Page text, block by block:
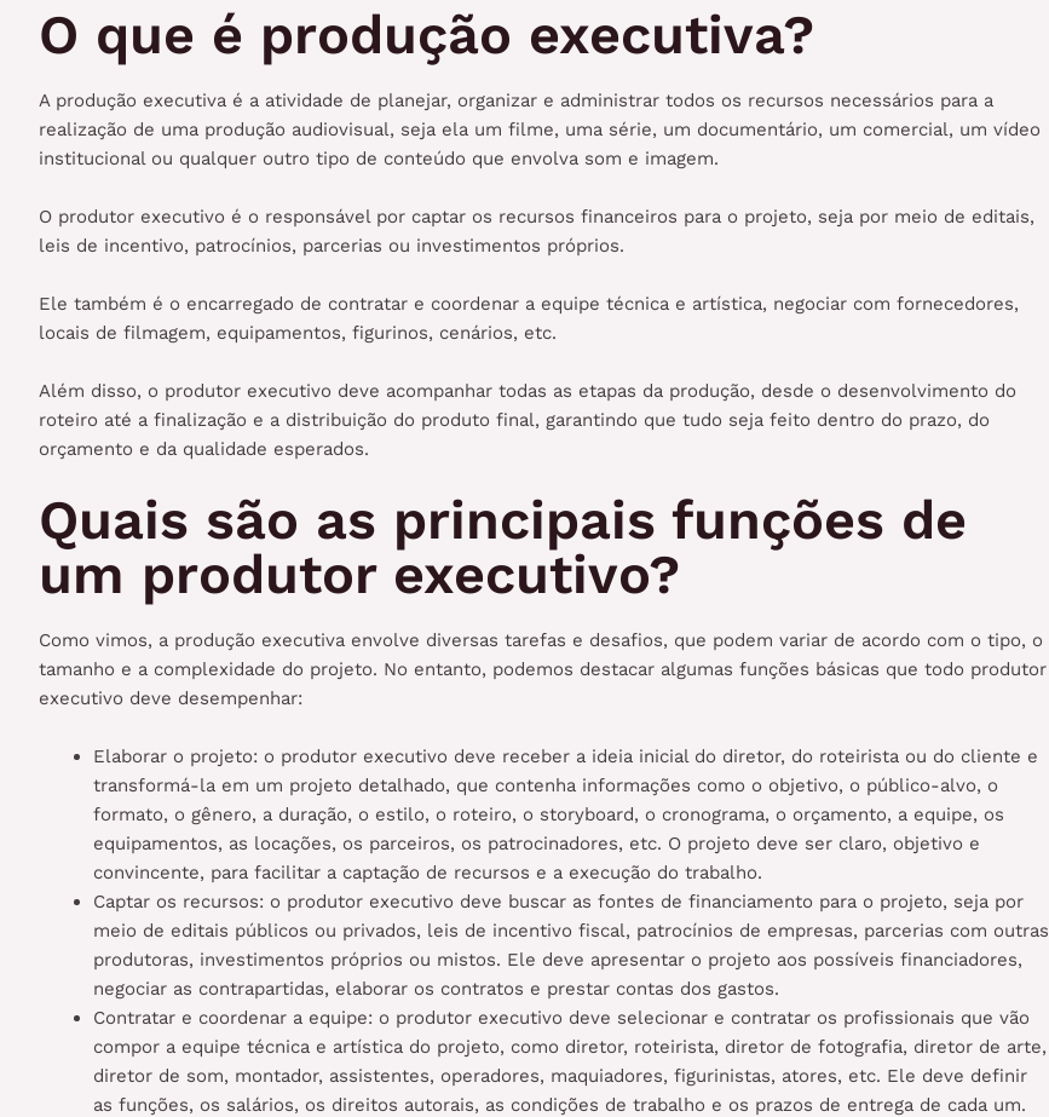
O que é produção executiva?
A produção executiva é a atividade de planejar, organizar e administrar todos os recursos necessários para a
realização de uma produção audiovisual, seja ela um filme, uma série, um documentário, um comercial, um vídeo
institucional ou qualquer outro tipo de conteúdo que envolva som e imagem.
O produtor executivo é o responsável por captar os recursos financeiros para o projeto, seja por meio de editais,
leis de incentivo, patrocínios, parcerias ou investimentos próprios.
Ele também é o encarregado de contratar e coordenar a equipe técnica e artística, negociar com fornecedores,
locais de filmagem, equipamentos, figurinos, cenários, etc.
Além disso, o produtor executivo deve acompanhar todas as etapas da produção, desde o desenvolvimento do
roteiro até a finalização e a distribuição do produto final, garantindo que tudo seja feito dentro do prazo, do
orçamento e da qualidade esperados.
Quais são as principais funções de
um produtor executivo?
Como vimos, a produção executiva envolve diversas tarefas e desafios, que podem variar de acordo com o tipo, o
tamanho e a complexidade do projeto. No entanto, podemos destacar algumas funções básicas que todo produtor
executivo deve desempenhar:
Elaborar o projeto: o produtor executivo deve receber a ideia inicial do diretor, do roteirista ou do cliente e
transformá-la em um projeto detalhado, que contenha informações como o objetivo, o público-alvo, o
formato, o gênero, a duração, o estilo, o roteiro, o storyboard, o cronograma, o orçamento, a equipe, os
equipamentos, as locações, os parceiros, os patrocinadores, etc. O projeto deve ser claro, objetivo e
convincente, para facilitar a captação de recursos e a execução do trabalho.
Captar os recursos: o produtor executivo deve buscar as fontes de financiamento para o projeto, seja por
meio de editais públicos ou privados, leis de incentivo fiscal, patrocínios de empresas, parcerias com outras
produtoras, investimentos próprios ou mistos. Ele deve apresentar o projeto aos possíveis financiadores,
negociar as contrapartidas, elaborar os contratos e prestar contas dos gastos.
Contratar e coordenar a equipe: o produtor executivo deve selecionar e contratar os profissionais que vão
compor a equipe técnica e artística do projeto, como diretor, roteirista, diretor de fotografia, diretor de arte,
diretor de som, montador, assistentes, operadores, maquiadores, figurinistas, atores, etc. Ele deve definir
as funções, os salários, os direitos autorais, as condições de trabalho e os prazos de entrega de cada um.